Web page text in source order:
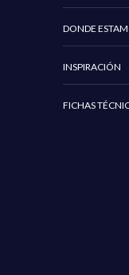
DONDE
INSPIRACIÓN
FICHAS